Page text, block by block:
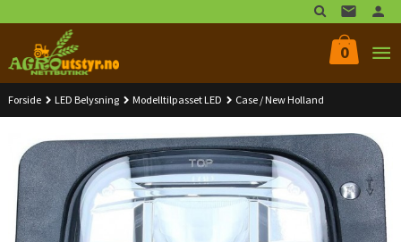
til
innholdet
0
Forside LED Belysning Modelltilpasset LED Case / New Holland